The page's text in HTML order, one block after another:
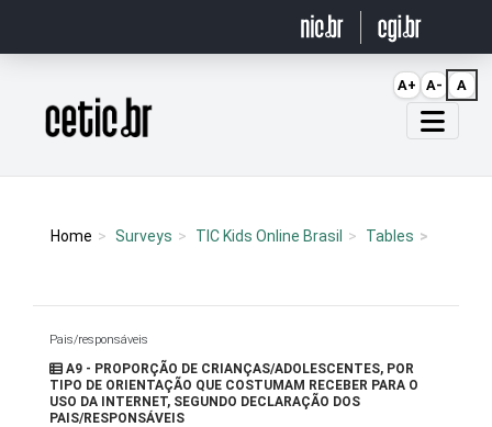
Página inicial
Home Surveys TIC Kids Online Brasil Tables
Pais/responsáveis
A9 - PROPORÇÃO DE CRIANÇAS/ADOLESCENTES, POR
TIPO DE ORIENTAÇÃO QUE COSTUMAM RECEBER PARA O
USO DA INTERNET, SEGUNDO DECLARAÇÃO DOS
PAIS/RESPONSÁVEIS
A+ A- A